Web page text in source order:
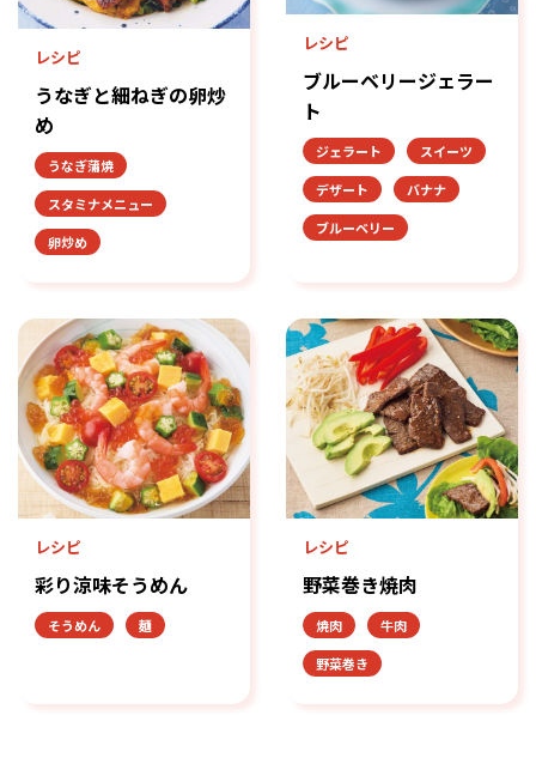
レシピ
うなぎと細ねぎの卵炒
め
うなぎ蒲焼
スタミナメニュー
卵炒め
レシピ
ブルーベリージェラー
ト
ジェラート
スイーツ
デザート
バナナ
ブルーベリー
レシピ
彩り涼味そうめん
そうめん 麺
レシピ
野菜巻き焼肉
焼肉
牛肉
野菜巻き